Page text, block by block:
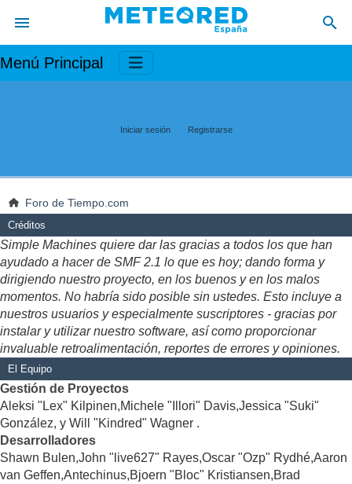
Menú Principal
Iniciar sesión Registrarse
Foro de Tiempo.com
Créditos
Simple Machines quiere dar las gracias a todos los que han
ayudado a hacer de SMF 2.1 lo que es hoy; dando forma y
dirigiendo nuestro proyecto, en los buenos y en los malos
momentos. No habría sido posible sin ustedes. Esto incluye a
nuestros usuarios y especialmente suscriptores - gracias por
instalar y utilizar nuestro software, así como proporcionar
invaluable retroalimentación, reportes de errores y opiniones.
El Equipo
Gestión de Proyectos
Aleksi "Lex" Kilpinen,Michele "Illori" Davis,Jessica "Suki"
González, y Will "Kindred" Wagner .
Desarrolladores
Shawn Bulen,John "live627" Rayes,Oscar "Ozp" Rydhé,Aaron
van Geffen,Antechinus,Bjoern "Bloc" Kristiansen,Brad